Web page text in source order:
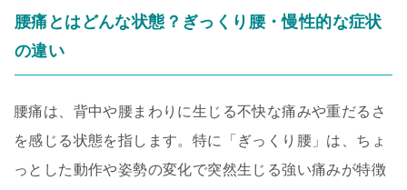
腰痛とはどんな状態？ぎっくり腰・慢性的な症状
の違い
腰痛は、背中や腰まわりに生じる不快な痛みや重だるさ
を感じる状態を指します。特に「ぎっくり腰」は、ちょ
っとした動作や姿勢の変化で突然生じる強い痛みが特徴